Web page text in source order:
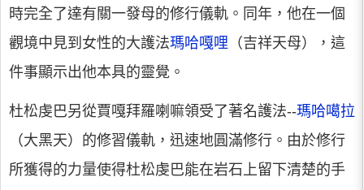
時完全了達有關一發母的修行儀軌。同年，他在一個
觀境中見到女性的大護法瑪哈嘎哩 （吉祥天母），這
件事顯示出他本具的靈覺。
杜松虔巴另從賈嘎拜羅喇嘛領受了著名護法--瑪哈噶拉
（大黑天）的修習儀軌，迅速地圓滿修行。由於修行
所獲得的力量使得杜松虔巴能在岩石上留下清楚的手